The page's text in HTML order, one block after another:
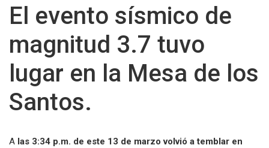
El evento sísmico de
magnitud 3.7 tuvo
lugar en la Mesa de los
Santos.
A las 3:34 p.m. de este 13 de marzo volvió a temblar en